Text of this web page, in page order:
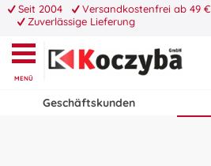
Seit 2004
Versandkostenfrei ab 49 €
Zuverlässige Lieferung
MENÜ
Geschäftskunden